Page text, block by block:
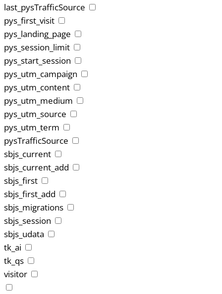
last_pysTrafficSource
pys_first_visit
pys_landing_page
pys_session_limit
pys_start_session
pys_utm_campaign
pys_utm_content
pys_utm_medium
pys_utm_source
pys_utm_term
pysTrafficSource
sbjs_current
sbjs_current_add
sbjs_first
sbjs_first_add
sbjs_migrations
sbjs_session
sbjs_udata
tk_ai
tk_qs
visitor